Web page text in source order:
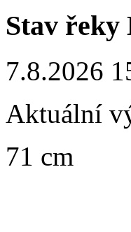
Stav řeky
7.8.2026
Aktuální
71 cm